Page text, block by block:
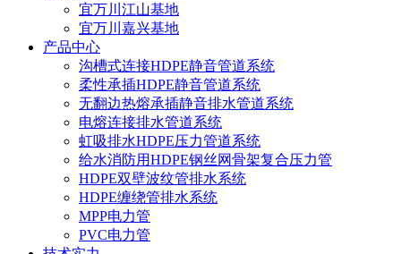
宜万川江山基地
宜万川嘉兴基地
产品中心
沟槽式连接HDPE静音管道系统
柔性承插HDPE静音管道系统
无翻边热熔承插静音排水管道系统
电熔连接排水管道系统
虹吸排水HDPE压力管道系统
给水消防用HDPE钢丝网骨架复合压力管
HDPE双壁波纹管排水系统
HDPE缠绕管排水系统
MPP电力管
PVC电力管